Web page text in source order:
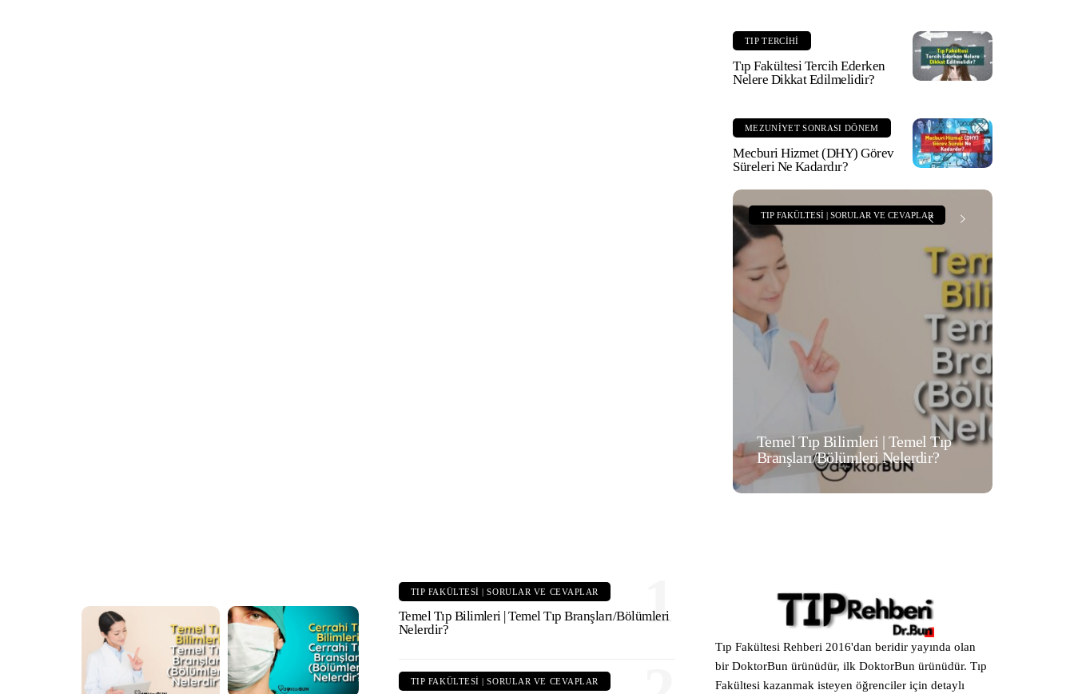
TIP TERCIHI
Tıp Fakültesi Tercih Ederken
Nelere Dikkat Edilmelidir?
MEZUNIYET SONRASI DÖNEM
Mecburi Hizmet (DHY) Görev
Süreleri Ne Kadardır?
TIP FAKÜLTESI | SORULAR VE CEVAPLAR
Temel Tıp Bilimleri | Temel Tıp
Branşları/Bölümleri Nelerdir?
1
TIP FAKÜLTESI | SORULAR VE CEVAPLAR
Temel Tıp Bilimleri | Temel Tıp Branşları/Bölümleri
Nelerdir?
TIP FAKÜLTESI | SORULAR VE CEVAPLAR
Tıp Fakültesi Rehberi 2016'dan beridir yayında olan
bir DoktorBun ürünüdür, ilk DoktorBun ürünüdür. Tıp
Fakültesi kazanmak isteyen öğrenciler için detaylı